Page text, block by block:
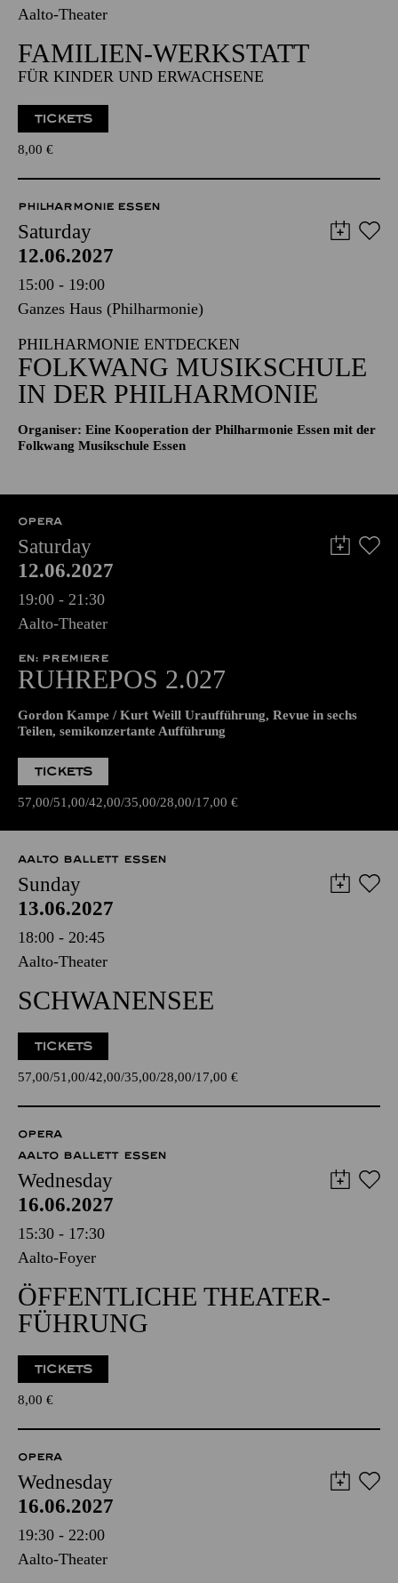
Aalto-Theater
FAMILIEN-WERKSTATT
FÜR KINDER UND ERWACHSENE
TICKETS
8,00 €
PHILHARMONIE ESSEN
Saturday
12.06.2027
15:00 - 19:00
Ganzes Haus (Philharmonie)
PHILHARMONIE ENTDECKEN
FOLKWANG MUSIKSCHULE
IN DER PHILHARMONIE
Organiser: Eine Kooperation der Philharmonie Essen mit der
Folkwang Musikschule Essen
OPERA
Saturday
12.06.2027
19:00 - 21:30
Aalto-Theater
EN: PREMIERE
RUHREPOS 2.027
Gordon Kampe / Kurt Weill Uraufführung, Revue in sechs
Teilen, semikonzertante Aufführung
TICKETS
57,00 51,00 42,00 35,00 28,00 17,00 €
AALTO BALLETT ESSEN
Sunday
13.06.2027
18:00 - 20:45
Aalto-Theater
SCHWANENSEE
TICKETS
57,00 51,00 42,00 35,00 28,00 17,00 €
OPERA
AALTO BALLETT ESSEN
Wednesday
16.06.2027
15:30 - 17:30
Aalto-Foyer
ÖFFENTLICHE THEATER­
FÜHRUNG
TICKETS
8,00 €
OPERA
Wednesday
16.06.2027
19:30 - 22:00
Aalto-Theater